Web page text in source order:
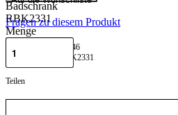
Badschrank
RBK2331
Menge
Fragen zu diesem Produkt
GTIN: 788400330346
RBK2331
Teilen